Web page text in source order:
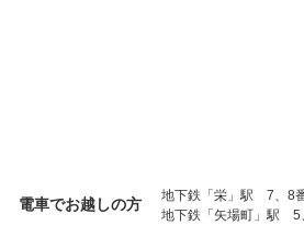
電車でお越しの方
地下鉄「栄」駅 7、8
地下鉄「矢場町」駅 5